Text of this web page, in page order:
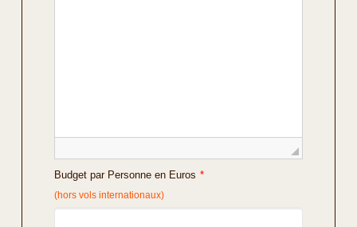
Budget par Personne en Euros *
(hors vols internationaux)